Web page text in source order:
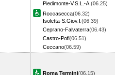
Piedimonte-V.S.L.-A. (06.25)
Roccasecca(06.32)
Isoletta-S.Giov.I. (06.39)
Ceprano-Falvaterra(06.43)
Castro-Pofi(06.51)
Ceccano(06.59)
Roma Termini(06.15)